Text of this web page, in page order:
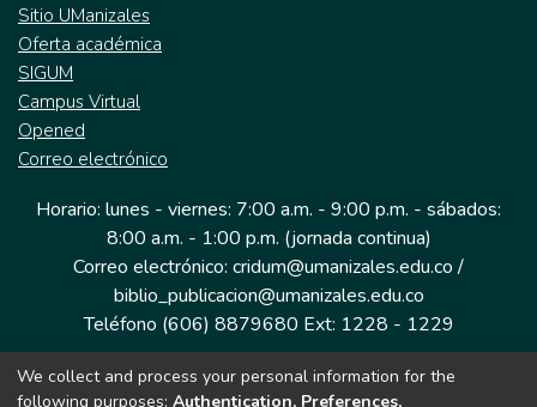
Sitio UManizales
Oferta académica
SIGUM
Campus Virtual
Opened
Correo electrónico
Horario: lunes - viernes: 7:00 a.m. - 9:00 p.m. - sábados:
8:00 a.m. - 1:00 p.m. (jornada continua)
Correo electrónico: cridum@umanizales.edu.co /
biblio_publicacion@umanizales.edu.co
Teléfono (606) 8879680 Ext: 1228 - 1229
Dirección: Cra 9 a # 19-03 Edificio histórico, piso 1
We collect and process your personal information for the
following purposes: Authentication, Preferences,